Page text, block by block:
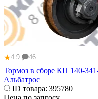
★4.9 46
Тормоз в сборе КП 140-
Альбатрос
ID товара: 395780
Цена по запросу